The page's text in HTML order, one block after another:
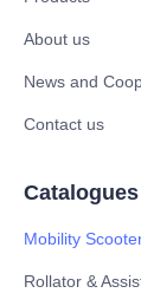
About us
News and
Contact us
Catalogues
Mobility
Rollator &
JP